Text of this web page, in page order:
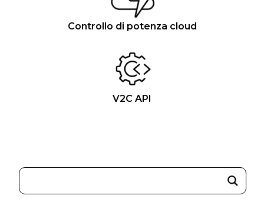
Controllo di potenza cloud
V2C API